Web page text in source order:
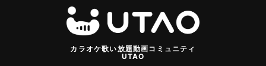
カラオケ歌い放題動画コミュニティ
UTAO